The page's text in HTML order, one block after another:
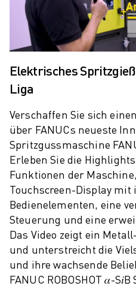
FALLBEISPIELE
LÖSUNGEN
BRANCHEN
LUFT- UND RAUMFAHRT
AUTOMOBIL
ELEKTRISCHE FAHRZEUGE
ELEKTRONIK
LEBENSMITTEL UND GETRÄNKE
MEDIZIN
KUNSTSTOFFE
LAGERHALTUNG, LOGISTIK, POST
APPLIKATIONEN
ALLE APPLIKATIONEN
5-ACHS-BEARBEITUNG
LICHTBOGENSCHWEISSEN
MONTAGE
CNC-SCHLEIFEN
Elektrisches
Liga
Verschaffen Sie sich
über FANUCs neueste
Spritzgussmaschine
Erleben Sie die
Funktionen der
Touchscreen-Display mit
Bedienelementen, eine
Steuerung und eine
Das Video zeigt ein
und unterstreicht die
und ihre wachsende
FANUC ROBOSHOT 𝛼-